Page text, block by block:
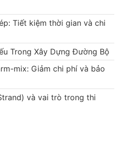
Tiết kiệm thời gian và chi
Trong Xây Dựng Đường Bộ
mix: Giảm chi phí và bảo
và vai trò trong thi